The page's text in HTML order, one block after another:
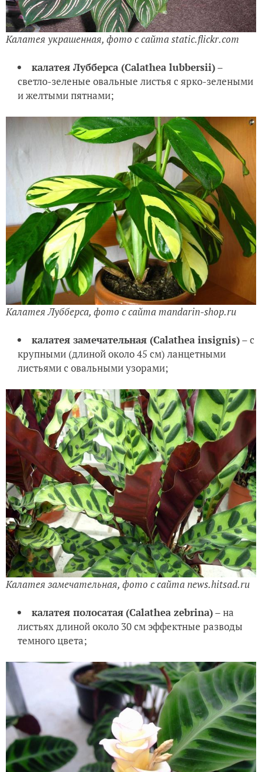
Калатея украшенная, фото с сайта static.flickr.com
калатея Лубберса(Calathea lubbersii)–
светло-зеленые овальные листья с ярко-зелеными
и желтыми пятнами;
Калатея Лубберса, фото с сайта mandarin-shop.ru
калатея замечательная (Calathea insignis)– с
крупными (длиной около 45 см) ланцетными
листьями с овальными узорами;
Калатея замечательная, фото с сайта news.hitsad.ru
калатея полосатая(Calathea zebrina)– на
листьях длиной около 30 см эффектные разводы
темного цвета;